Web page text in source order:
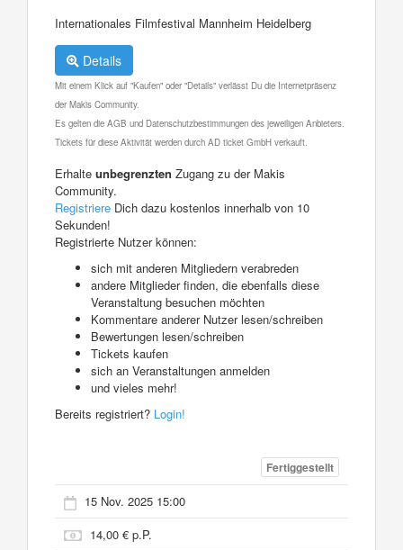
Internationales Filmfestival Mannheim Heidelberg
Details
Mit einem Klick auf "Kaufen" oder "Details" verlässt Du die Internetpräsenz
der Makis Community.
Es gelten die AGB und Datenschutzbestimmungen des jeweiligen Anbieters.
Tickets für diese Aktivität werden durch AD ticket GmbH verkauft.
Erhalte unbegrenzten Zugang zu der Makis
Community.
Registriere Dich dazu kostenlos innerhalb von 10
Sekunden!
Registrierte Nutzer können:
sich mit anderen Mitgliedern verabreden
andere Mitglieder finden, die ebenfalls diese
Veranstaltung besuchen möchten
Kommentare anderer Nutzer lesen/schreiben
Bewertungen lesen/schreiben
Tickets kaufen
sich an Veranstaltungen anmelden
und vieles mehr!
Bereits registriert? Login!
Fertiggestellt
15 Nov. 2025 15:00
14,00 € p.P.